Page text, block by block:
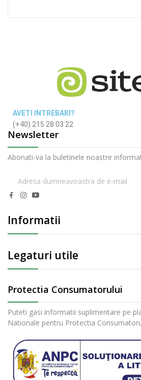
AVETI INTREBARI?
(+40) 215 28 03 22
Newsletter
Abonati-va la buletinele noastre
Informatii
Legaturi utile
Protectia Consumatorului
Puteti gasi informatii suplimentare pe
Nationale pentru Protectia